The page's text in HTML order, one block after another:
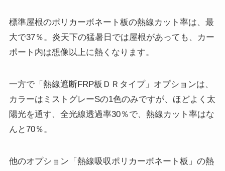
標準屋根のポリカーボネート板の熱線カット率は、最
大で37％。炎天下の猛暑日では屋根があっても、カー
ポート内は想像以上に熱くなります。
一方で「熱線遮断FRP板ＤＲタイプ」オプションは、
カラーはミストグレーSの1色のみですが、ほどよく太
陽光を通す、全光線透過率30％で、熱線カット率はな
んと70％。
他のオプション「熱線吸収ポリカーボネート板」の熱